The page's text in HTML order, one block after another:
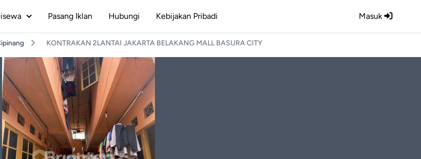
Masuk
Pasang Iklan Hubungi Kebijakan Pribadi
KONTRAKAN 2LANTAI JAKARTA BELAKANG MALL BASURA CITY